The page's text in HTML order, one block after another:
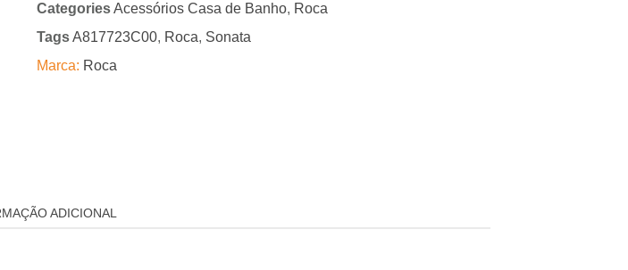
CategoriesAcessórios Casa de Banho, Roca
TagsA817723C00, Roca, Sonata
Marca: Roca
ADICIONAL